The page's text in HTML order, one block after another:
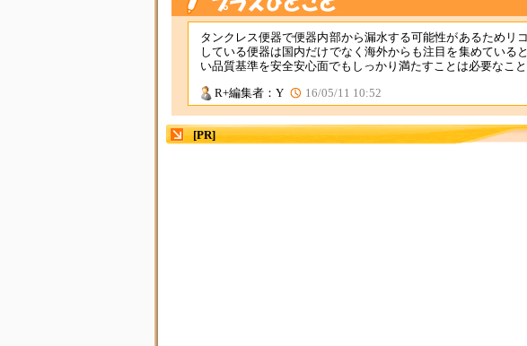
タンクレス便器で便器内部から漏水する可能性があるためリ
している便器は国内だけでなく海外からも注目を集めている
い品質基準を安全安心面でもしっかり満たすことは必要なこと
R+編集者：Y 16/05/11 10:52
[PR]